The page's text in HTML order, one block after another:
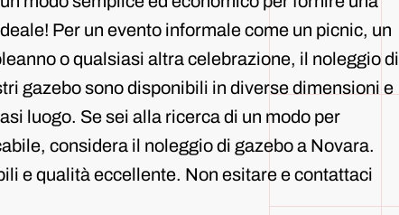
Per un evento informale come un picnic, un
o qualsiasi altra celebrazione, il noleggio di
gazebo sono disponibili in diverse dimensioni e
luogo. Se sei alla ricerca di un modo per
considera il noleggio di gazebo a Novara.
e qualità eccellente. Non esitare e contattaci